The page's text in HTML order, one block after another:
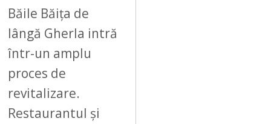
Băile Băița de
lângă Gherla intră
într-un amplu
proces de
revitalizare.
Restaurantul și